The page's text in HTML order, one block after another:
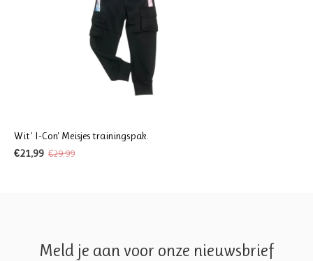
Wit ' I-Con' Meisjes trainingspak.
€21,99 €29,99
Meld je aan voor onze nieuwsbrief